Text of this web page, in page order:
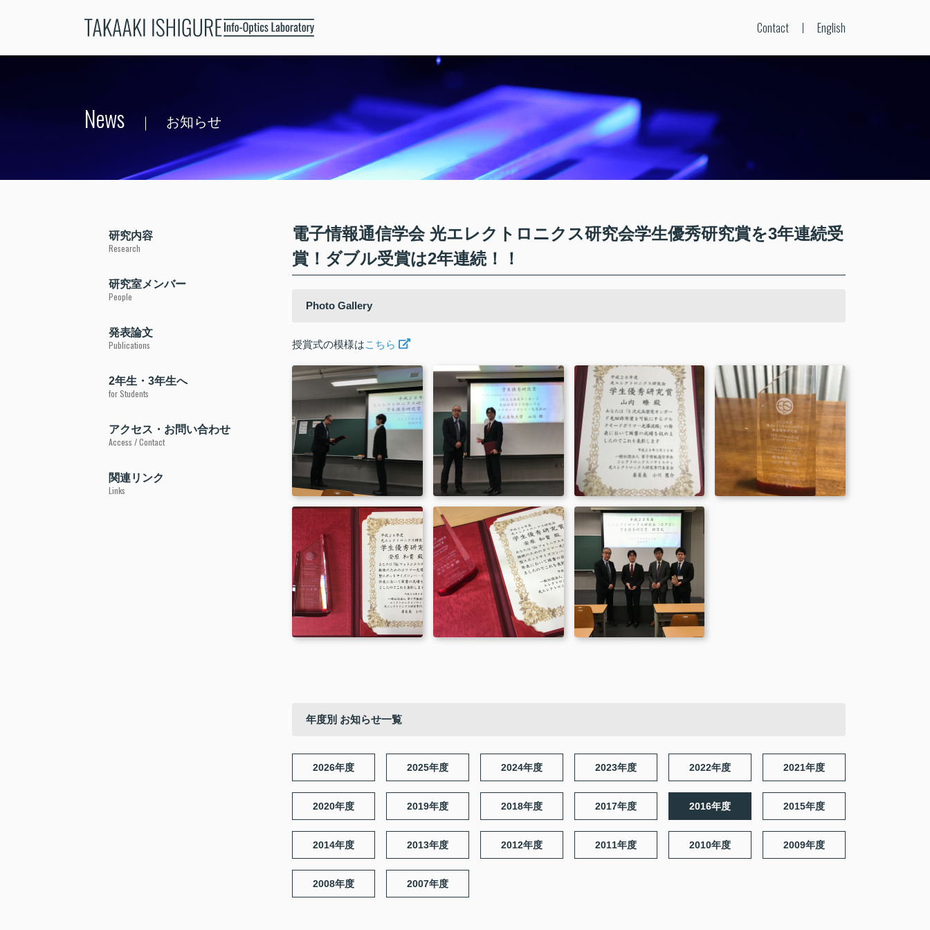
Contact English
News お知らせ
研究内容
Research
研究室メンバー
People
発表論文
Publications
2年生・3年生へ
for Students
アクセス・お問い合わせ
Access / Contact
関連リンク
Links
電子情報通信学会 光エレクトロニクス研究会学生優秀研究賞を3年連続受
賞！ダブル受賞は2年連続！！
Photo Gallery
授賞式の模様はこちら
年度別 お知らせ一覧
2026年度 2025年度 2024年度 2023年度 2022年度 2021年度
2020年度 2019年度 2018年度 2017年度 2016年度 2015年度
2014年度 2013年度 2012年度 2011年度 2010年度 2009年度
2008年度 2007年度